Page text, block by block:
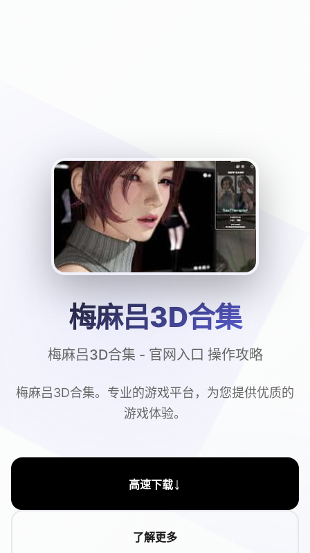
梅麻吕3D合集
梅麻吕3D合集 - 官网入口 操作攻略
梅麻吕3D合集。专业的游戏平台，为您提供优质的
游戏体验。
高速下载↓
了解更多